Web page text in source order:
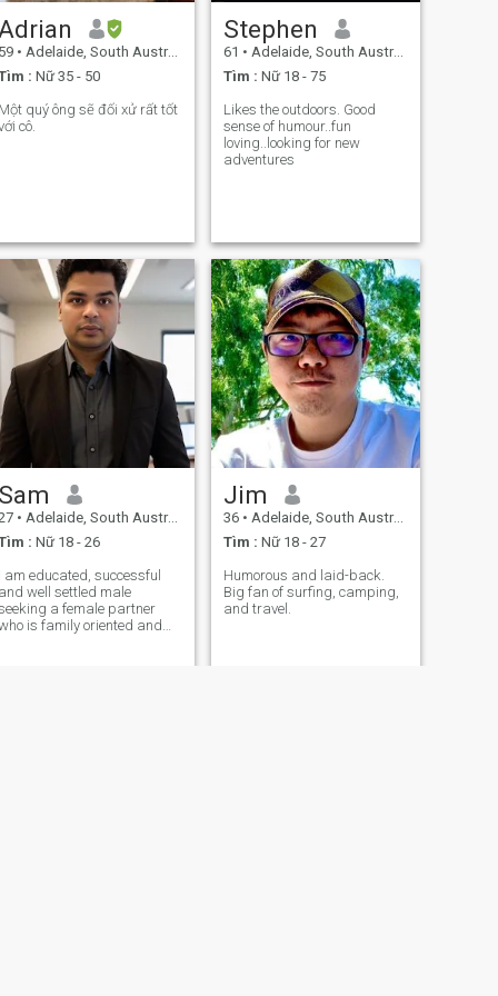
Adrian
59 • Adelaide, South Australia, Úc
: Nữ 35 - 50
Một quý ông sẽ đối xử rất tốt
cô.
Stephen
61 • Adelaide, South Australia, Úc
Tìm : Nữ 18 - 75
Likes the outdoors. Good
sense of humour..fun
loving..looking for new
adventures
Sam
• Adelaide, South Australia, Úc
: Nữ 18 - 26
I am educated, successful
and well settled male
a female partner
is family oriented and
Jim
36 • Adelaide, South Australia, Úc
Tìm : Nữ 18 - 27
Humorous and laid-back.
Big fan of surfing, camping,
and travel.